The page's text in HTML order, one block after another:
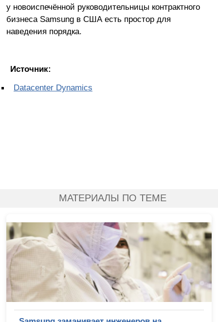
у новоиспечённой руководительницы контрактного
бизнеса Samsung в США есть простор для
наведения порядка.
Источник:
Datacenter Dynamics
МАТЕРИАЛЫ ПО ТЕМЕ